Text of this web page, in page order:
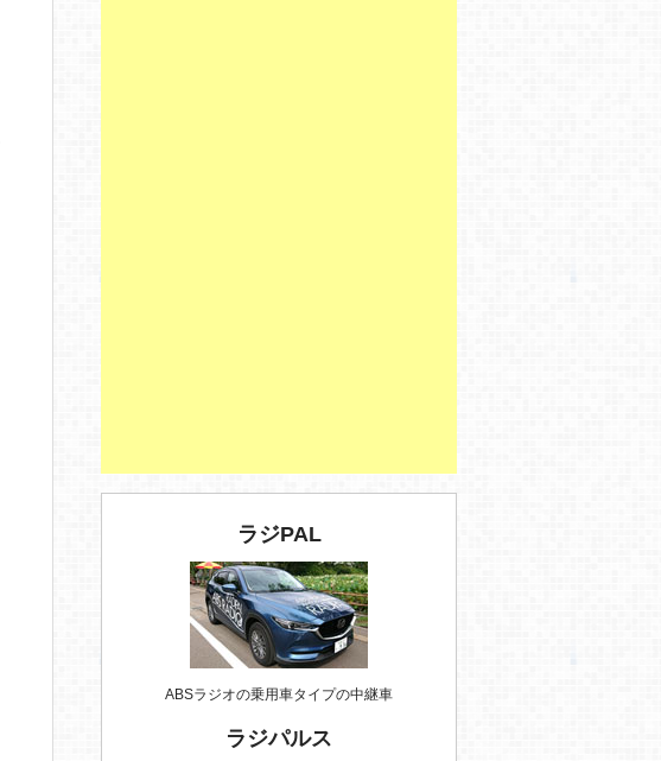
ラジPAL
ABSラジオの乗用車タイプの中継車
ラジパルス